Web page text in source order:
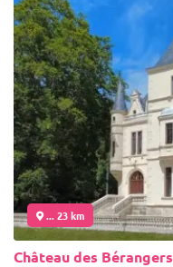
... 23 km
Château des Bérangers